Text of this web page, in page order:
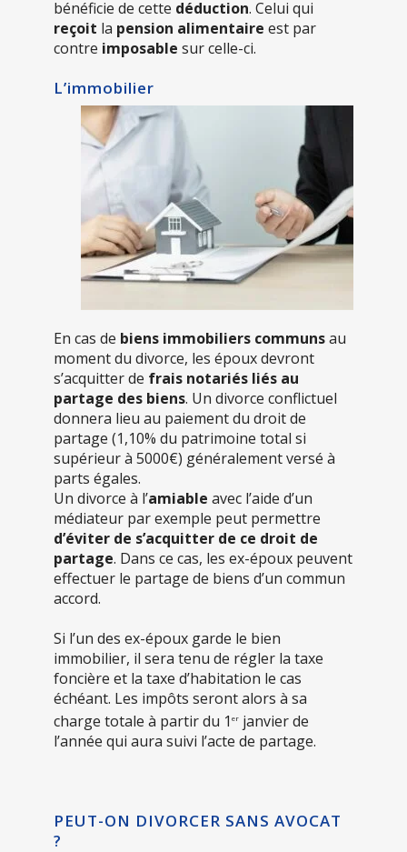
bénéficie de cette déduction. Celui qui
reçoit la pension alimentaire est par
contre imposable sur celle-ci.
L’immobilier
En cas de biens immobiliers communsau
moment du divorce, les époux devront
s’acquitter de frais notariés liés au
partage des biens. Un divorce conflictuel
donnera lieu au paiement du droit de
partage (1,10% du patrimoine total si
supérieur à 5000€) généralement versé à
parts égales.
Un divorce à l’amiable avec l’aide d’un
médiateur par exemple peut permettre
d’éviter de s’acquitter de ce droit de
partage. Dans ce cas, les ex-époux peuvent
effectuer le partage de biens d’un commun
accord.
Si l’un des ex-époux garde le bien
immobilier, il sera tenu de régler la taxe
foncière et la taxe d’habitation le cas
échéant. Les impôts seront alors à sa
charge totale à partir du 1 er janvier de
l’année qui aura suivi l’acte de partage.
PEUT-ON DIVORCER SANS AVOCAT
?